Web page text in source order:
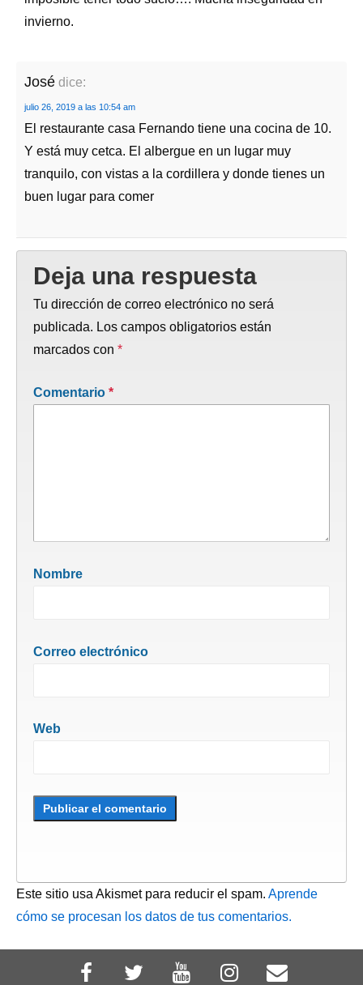
invierno.
José dice:
julio 26, 2019 a las 10:54 am
El restaurante casa Fernando tiene una cocina de 10.
Y está muy cetca. El albergue en un lugar muy
tranquilo, con vistas a la cordillera y donde tienes un
buen lugar para comer
Deja una respuesta
Tu dirección de correo electrónico no será
publicada. Los campos obligatorios están
marcados con *
Comentario *
Nombre
Correo electrónico
Web
Este sitio usa Akismet para reducir el spam. Aprende
cómo se procesan los datos de tus comentarios.